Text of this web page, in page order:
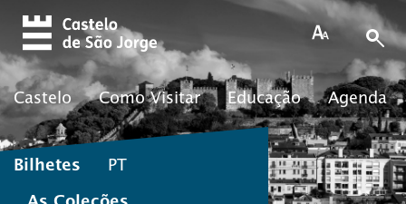
Castelo Como Visitar Educação Agenda
Bilhetes PT